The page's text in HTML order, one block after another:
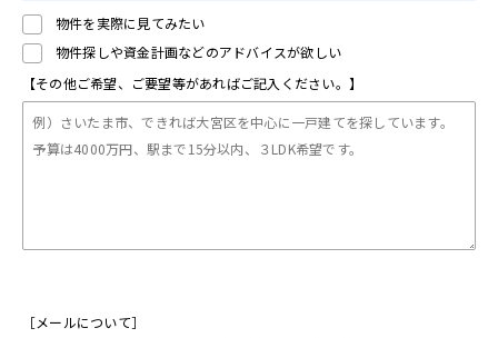
物件を実際に見てみたい
物件探しや資金計画などのアドバイスが欲しい
【その他ご希望、ご要望等があればご記入ください。】
［メールについて］